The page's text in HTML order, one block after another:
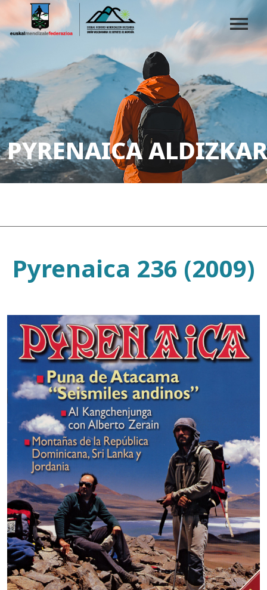
PYRENAICA
Pyrenaica 236 (2009)